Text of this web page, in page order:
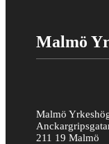
Malmö
Malmö
211 19 Malmö